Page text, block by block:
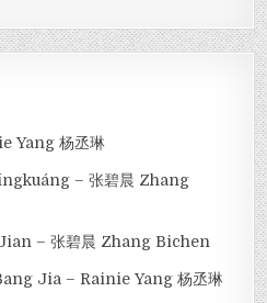
Yang 杨丞琳
– 张碧晨 Zhang
– 张碧晨 Zhang Bichen
Jia – Rainie Yang 杨丞琳